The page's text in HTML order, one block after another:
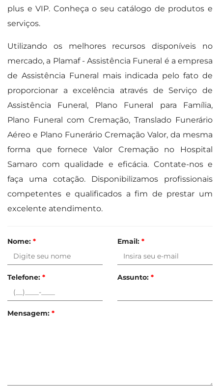
plus e VIP. Conheça o seu catálogo de produtos e
serviços.
Utilizando os melhores recursos disponíveis no
mercado, a Plamaf - Assistência Funeral é a empresa
de Assistência Funeral mais indicada pelo fato de
proporcionar a excelência através de Serviço de
Assistência Funeral, Plano Funeral para Família,
Plano Funeral com Cremação, Translado Funerário
Aéreo e Plano Funerário Cremação Valor, da mesma
forma que fornece Valor Cremação no Hospital
Samaro com qualidade e eficácia. Contate-nos e
faça uma cotação. Disponibilizamos profissionais
competentes e qualificados a fim de prestar um
excelente atendimento.
Nome: * Email: *
Telefone: * Assunto: *
Mensagem: *